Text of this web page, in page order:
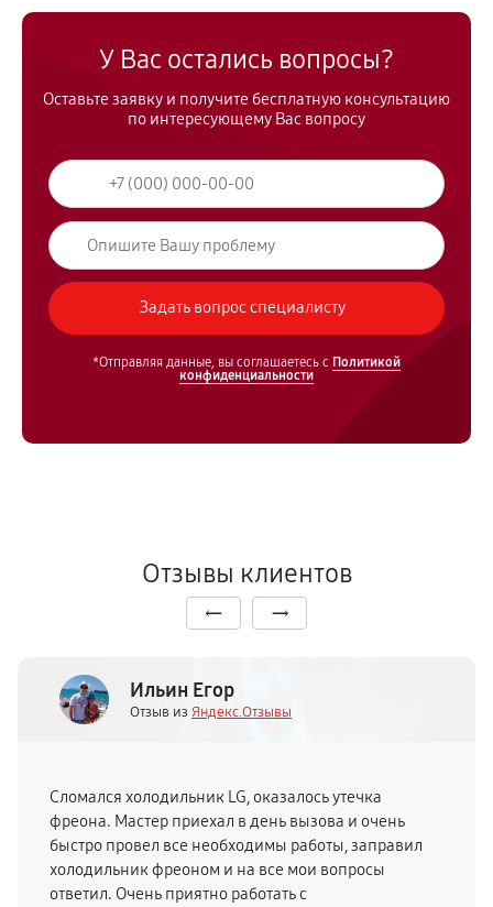
У Вас остались вопросы?
Оставьте заявку и получите бесплатную консультацию
по интересующему Вас вопросу
*Отправляя данные, вы соглашаетесь с Политикой
конфиденциальности
Отзывы клиентов
Ильин Егор
Отзыв из Яндекс.Отзывы
Сломался холодильник LG, оказалось утечка
фреона. Мастер приехал в день вызова и очень
быстро провел все необходимы работы, заправил
холодильник фреоном и на все мои вопросы
ответил. Очень приятно работать с